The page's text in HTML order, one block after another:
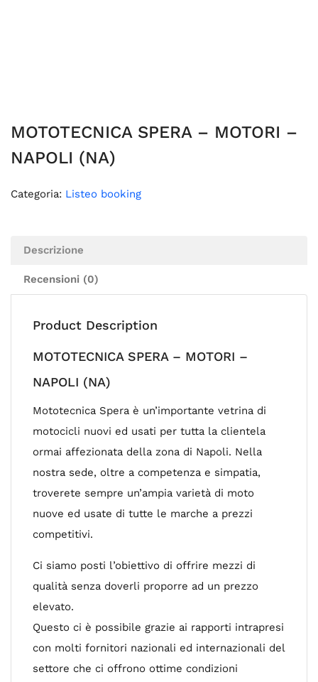
MOTOTECNICA SPERA – MOTORI –
NAPOLI (NA)
Categoria: Listeo booking
Descrizione
Recensioni (0)
Product Description
MOTOTECNICA SPERA – MOTORI –
NAPOLI (NA)
Mototecnica Spera è un’importante vetrina di
motocicli nuovi ed usati per tutta la clientela
ormai affezionata della zona di Napoli. Nella
nostra sede, oltre a competenza e simpatia,
troverete sempre un’ampia varietà di moto
nuove ed usate di tutte le marche a prezzi
competitivi.
Ci siamo posti l’obiettivo di offrire mezzi di
qualità senza doverli proporre ad un prezzo
elevato.
Questo ci è possibile grazie ai rapporti intrapresi
con molti fornitori nazionali ed internazionali del
settore che ci offrono ottime condizioni